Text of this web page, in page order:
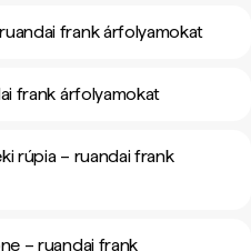
frank árfolyamokat
frank árfolyamokat
rúpia – ruandai frank
– ruandai frank